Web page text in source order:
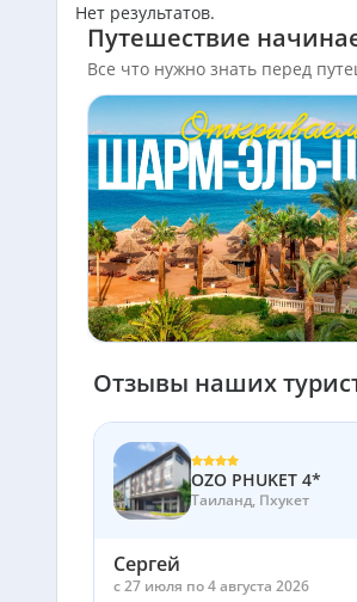
Нет результатов.
Путешествие
Все что нужно знать перед
Отзывы наших
OZO PHUKET 4*
Таиланд, Пхукет
Сергей
c 27 июля по 4 августа 2026